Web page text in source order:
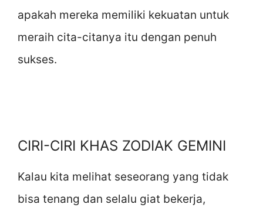
apakah mereka memiliki kekuatan untuk
meraih cita-citanya itu dengan penuh
sukses.
CIRI-CIRI KHAS ZODIAK GEMINI
Kalau kita melihat seseorang yang tidak
bisa tenang dan selalu giat bekerja,